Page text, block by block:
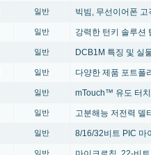
일반 빅빔, 무선이어폰 고
일반 강력한 턴키 솔루션
일반 DCB1M 특징 및 실
일반 다양한 제품 포트폴
일반 mTouch™ 유도 터
일반 고분해능 저전력 델
일반 8/16/32비트 PIC 마
일반